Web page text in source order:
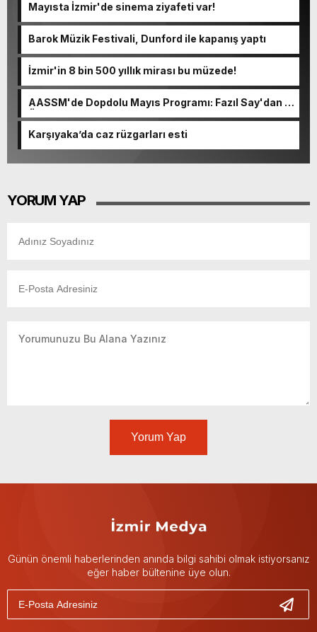
Mayısta İzmir'de sinema ziyafeti var!
Barok Müzik Festivali, Dunford ile kapanış yaptı
İzmir'in 8 bin 500 yıllık mirası bu müzede!
AASSM'de Dopdolu Mayıs Programı: Fazıl Say'dan 2
Karşıyaka’da caz rüzgarları esti
YORUM YAP
Yorum Yap
Günün önemli haberlerinden anında bilgi sahibi olmak istiyorsanız
eğer haber bültenine üye olun.